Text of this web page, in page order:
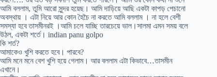
আমি বললাম, তুমি আরো সুন্দর হয়েছ। আমি দাড়িয়ে আছি একটা কাপড় পেচানো
অবস্থায় । এটা নিয়ে আর কোন হৈচৈ না করতে আমি বললাম । না হলে বেশী
সমস্যা হবে তাসমীনরই ।আমি চলে যাচ্ছি তারচেয়ে ভাল।সালমা এমন সময় বলে
উঠল, একটা শর্তে। indian panu golpo
কি শর্ত?
আমাকেও খুশি করতে হবে। পারবে?
আমি মনে মনে বেশ খুশি হয়ে গেলাম। আর বললাম এটা কিভাবে…তাসমীন
এখানে।